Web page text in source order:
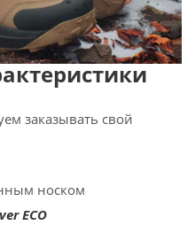
заказывать свой
носком
ECO